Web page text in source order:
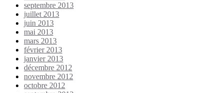
septembre 2013
juillet 2013
juin 2013
mai 2013
mars 2013
février 2013
janvier 2013
décembre 2012
novembre 2012
octobre 2012